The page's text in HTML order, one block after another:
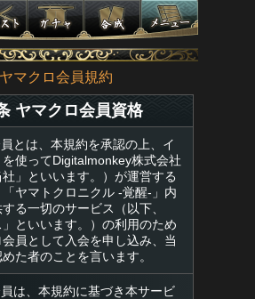
ヤマクロ会員規約
ヤマクロ会員資格
とは、本規約を承認の上、イ
を使ってDigitalmonkey株式会社
社」といいます。）が運営する
ヤマトクロニクル -覚醒-」内
る一切のサービス（以下、
」といいます。）の利用のため
員として入会を申し込み、当
た者のことを言います。
は、本規約に基づき本サービ